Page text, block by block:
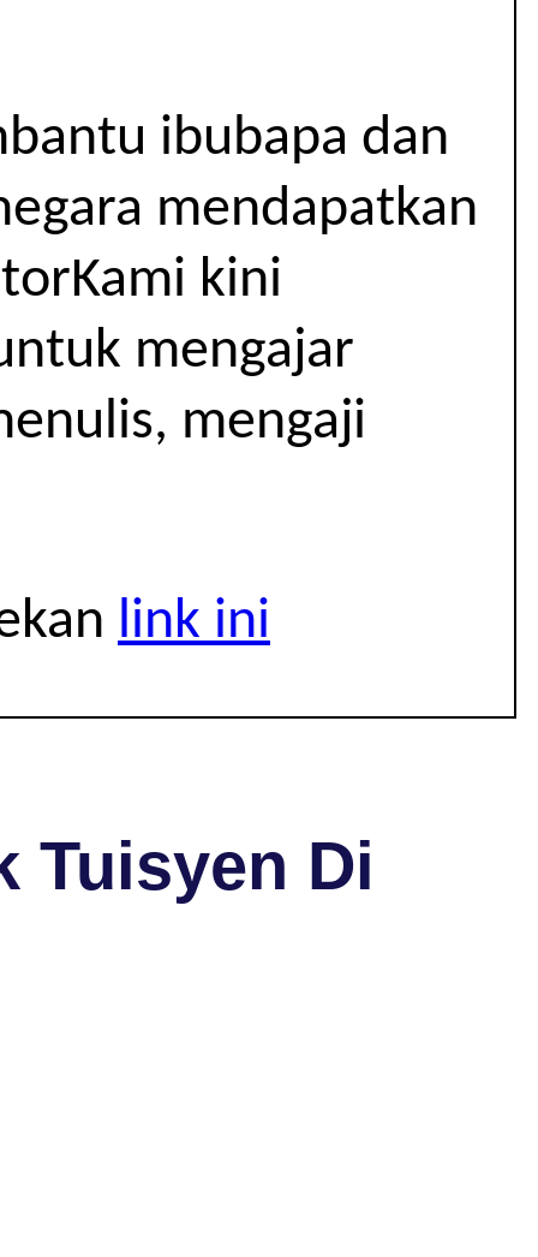
ibubapa dan
mendapatkan
kini
mengajar
mengaji
link ini
Tuisyen Di